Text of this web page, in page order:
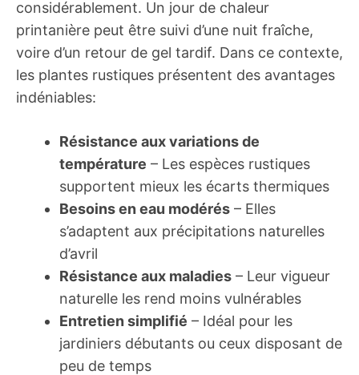
considérablement. Un jour de chaleur
printanière peut être suivi d’une nuit fraîche,
voire d’un retour de gel tardif. Dans ce contexte,
les plantes rustiques présentent des avantages
indéniables:
Résistance aux variations de
température – Les espèces rustiques
supportent mieux les écarts thermiques
Besoins en eau modérés – Elles
s’adaptent aux précipitations naturelles
d’avril
Résistance aux maladies – Leur vigueur
naturelle les rend moins vulnérables
Entretien simplifié – Idéal pour les
jardiniers débutants ou ceux disposant de
peu de temps